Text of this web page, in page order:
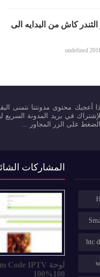
كاش من البدايه الى
إذا أعجبك محتوى مدونتنا نتمنى
في بريد المدونة السريع
على الزر المجاور ...
htc
المشاركات
100%100